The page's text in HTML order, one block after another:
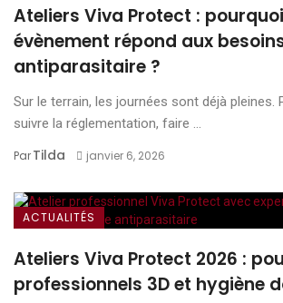
Ateliers Viva Protect :
évènement répond aux
antiparasitaire ?
Sur le terrain, les journées sont déjà pleines.
suivre la réglementation, faire ...
ParTilda janvier 6, 2026
ACTUALITÉS
Ateliers Viva Protect 2026 :
professionnels 3D et hygiène